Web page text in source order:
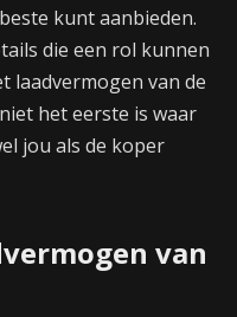
kunt aanbieden.
die een rol kunnen
laadvermogen van de
het eerste is waar
jou als de koper
van